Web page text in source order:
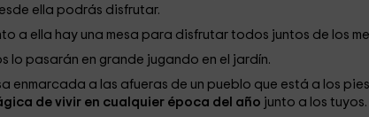
ella podrás disfrutar.
a ella hay una mesa para disfrutar todos juntos de los
lo pasarán en grande jugando en el jardín.
enmarcada a las afueras de un pueblo que está a los
de vivir en cualquier época del año junto a los tuyos.